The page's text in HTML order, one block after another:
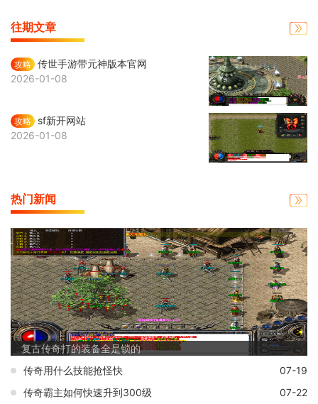
往期文章
攻略 传世手游带元神版本官网
2026-01-08
攻略
sf新开网站
2026-01-08
热门新闻
复古传奇打的装备全是锁的
传奇用什么技能抢怪快
07-19
传奇霸主如何快速升到300级
07-22